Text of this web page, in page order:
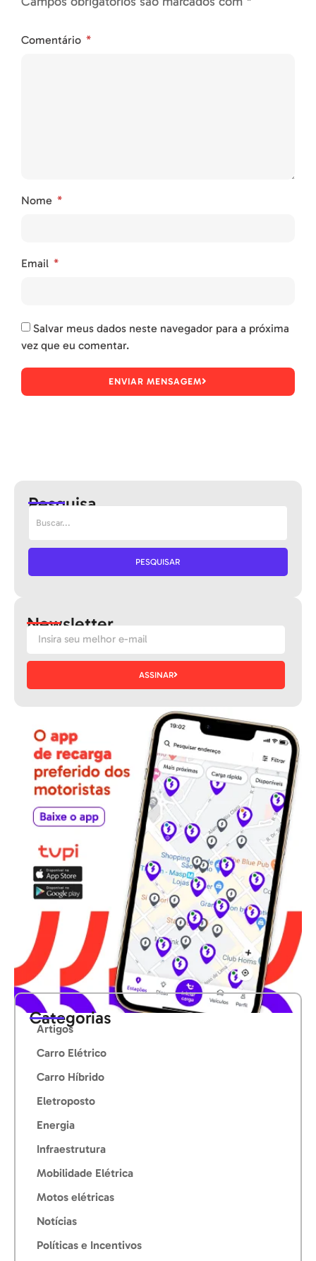
Comentário
Nome
Email
Salvar meus dados neste navegador para a próxima
vez que eu comentar.
ENVIAR MENSAGEM
Pesquisa
PESQUISAR
Newsletter
ASSINAR
Categorias
Artigos
Carro Elétrico
Carro Híbrido
Eletroposto
Energia
Infraestrutura
Mobilidade Elétrica
Motos elétricas
Notícias
Políticas e Incentivos